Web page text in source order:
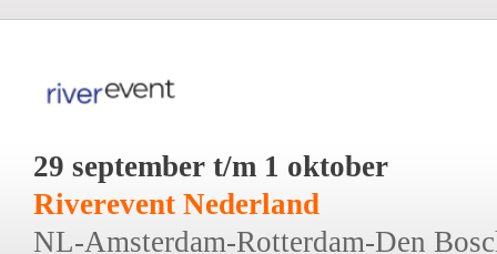
29 september t/m 1 oktober
Riverevent Nederland
NL-Amsterdam-Rotterdam-Den